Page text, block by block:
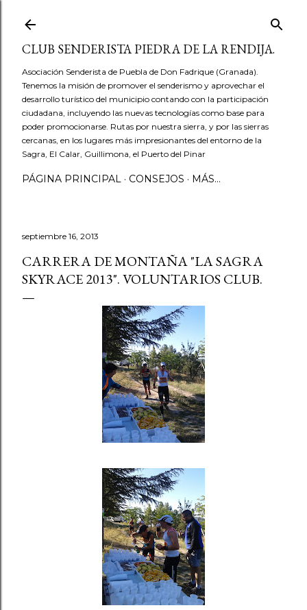
CLUB SENDERISTA PIEDRA DE LA RENDIJA.
Asociación Senderista de Puebla de Don Fadrique (Granada).
Tenemos la misión de promover el senderismo y aprovechar el
desarrollo turístico del municipio contando con la participación
ciudadana, incluyendo las nuevas tecnologías como base para
poder promocionarse. Rutas por nuestra sierra, y por las sierras
cercanas, en los lugares más impresionantes del entorno de la
Sagra, El Calar, Guillimona, el Puerto del Pinar
PÁGINA PRINCIPAL CONSEJOS MÁS…
septiembre 16, 2013
CARRERA DE MONTAÑA "LA SAGRA
SKYRACE 2013". VOLUNTARIOS CLUB.